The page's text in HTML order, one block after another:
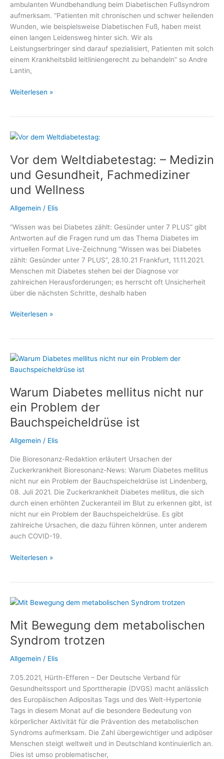
ambulanten Wundbehandlung beim Diabetischen Fußsyndrom
aufmerksam. “Patienten mit chronischen und schwer heilenden
Wunden, wie beispielsweise Diabetischen Fuß, haben meist
einen langen Leidensweg hinter sich. Wir als
Leistungserbringer sind darauf spezialisiert, Patienten mit solch
einem Krankheitsbild leitliniengerecht zu behandeln” so Andre
Lantin,
Weltdiabetestag:
Fußsyndrom
Weiterlesen »
Vor dem Weltdiabetestag: – Medizin
und Gesundheit, Fachmediziner
und Wellness
Allgemein / Elis
“Wissen was bei Diabetes zählt: Gesünder unter 7 PLUS” gibt
Antworten auf die Fragen rund um das Thema Diabetes im
virtuellen Format Live-Zeichnung “Wissen was bei Diabetes
zählt: Gesünder unter 7 PLUS”, 28.10.21 Frankfurt, 11.11.2021.
Menschen mit Diabetes stehen bei der Diagnose vor
zahlreichen Herausforderungen; es herrscht oft Unsicherheit
über die nächsten Schritte, deshalb haben
Vor
Medizin
und
Fachmediziner
und
Wellness
Weiterlesen »
Warum Diabetes mellitus nicht nur
ein Problem der
Bauchspeicheldrüse ist
Allgemein / Elis
Die Bioresonanz-Redaktion erläutert Ursachen der
Zuckerkrankheit Bioresonanz-News: Warum Diabetes mellitus
nicht nur ein Problem der Bauchspeicheldrüse ist Lindenberg,
08. Juli 2021. Die Zuckerkrankheit Diabetes mellitus, die sich
durch einen erhöhten Zuckeranteil im Blut zu erkennen gibt, ist
nicht nur ein Problem der Bauchspeicheldrüse. Es gibt
zahlreiche Ursachen, die dazu führen können, unter anderem
auch COVID-19.
Warum
nur
Problem
der
Bauchspeicheldrüse
ist
Weiterlesen »
Mit Bewegung dem metabolischen
Syndrom trotzen
Allgemein / Elis
7.05.2021, Hürth-Efferen – Der Deutsche Verband für
Gesundheitssport und Sporttherapie (DVGS) macht anlässlich
des Europäischen Adipositas Tags und des Welt-Hypertonie
Tags in diesem Monat auf die besondere Bedeutung von
körperlicher Aktivität für die Prävention des metabolischen
Syndroms aufmerksam. Die Zahl übergewichtiger und adipöser
Menschen steigt weltweit und in Deutschland kontinuierlich an.
Dies ist umso problematischer,